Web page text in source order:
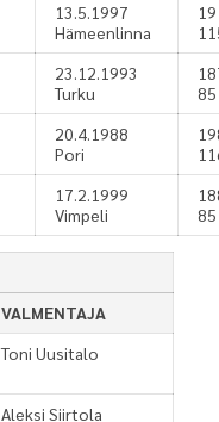
13.5.1997
Hämeenlinna
23.12.1993
Turku
85
20.4.1988
Pori
17.2.1999
Vimpeli
85
VALMENTAJA
Toni Uusitalo
Aleksi Siirtola